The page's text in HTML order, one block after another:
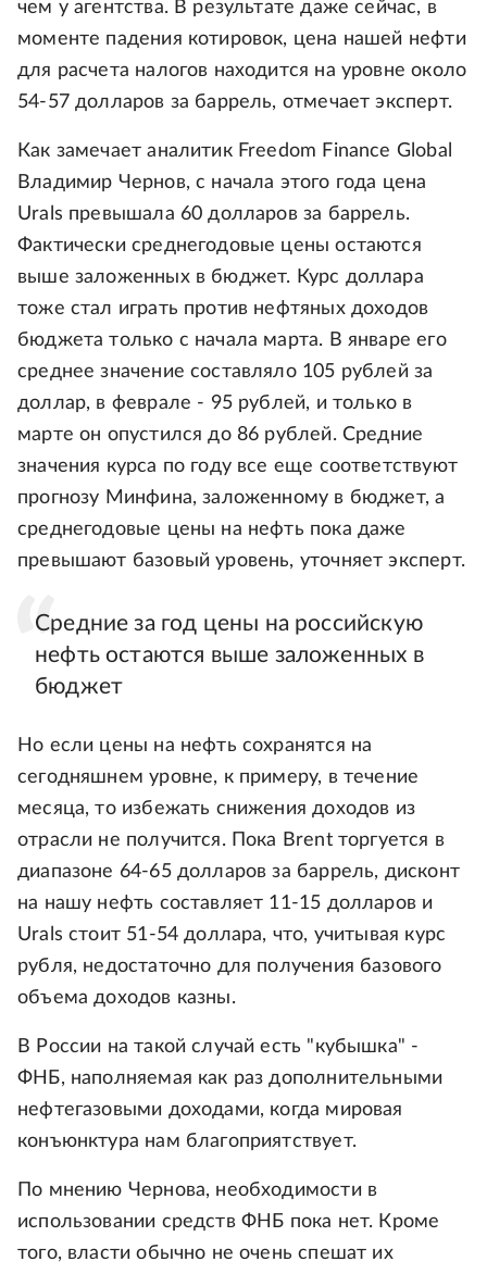
чем у агентства. В результате даже сейчас, в
моменте падения котировок, цена нашей нефти
для расчета налогов находится на уровне около
54-57 долларов за баррель, отмечает эксперт.
Как замечает аналитик Freedom Finance Global
Владимир Чернов, с начала этого года цена
Urals превышала 60 долларов за баррель.
Фактически среднегодовые цены остаются
выше заложенных в бюджет. Курс доллара
тоже стал играть против нефтяных доходов
бюджета только с начала марта. В январе его
среднее значение составляло 105 рублей за
доллар, в феврале - 95 рублей, и только в
марте он опустился до 86 рублей. Средние
значения курса по году все еще соответствуют
прогнозу Минфина, заложенному в бюджет, а
среднегодовые цены на нефть пока даже
превышают базовый уровень, уточняет эксперт.
Средние за год цены на российскую
нефть остаются выше заложенных в
бюджет
Но если цены на нефть сохранятся на
сегодняшнем уровне, к примеру, в течение
месяца, то избежать снижения доходов из
отрасли не получится. Пока Brent торгуется в
диапазоне 64-65 долларов за баррель, дисконт
на нашу нефть составляет 11-15 долларов и
Urals стоит 51-54 доллара, что, учитывая курс
рубля, недостаточно для получения базового
объема доходов казны.
В России на такой случай есть "кубышка" -
ФНБ, наполняемая как раз дополнительными
нефтегазовыми доходами, когда мировая
конъюнктура нам благоприятствует.
По мнению Чернова, необходимости в
использовании средств ФНБ пока нет. Кроме
того, власти обычно не очень спешат их